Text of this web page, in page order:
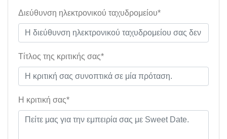
Διεύθυνση ηλεκτρονικού ταχυδρομείου*
Τίτλος της κριτικής σας*
Η κριτική σας*